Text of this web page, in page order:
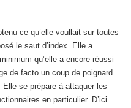
ce qu’elle voullait sur toutes
le saut d’index. Elle a
qu’elle a encore réussi
de facto un coup de poignard
se prépare à attaquer les
en particulier. D’ici